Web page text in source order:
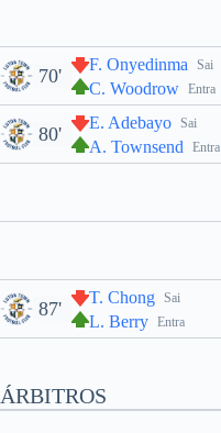
Sai
F. Onyedinma
Entra
C. Woodrow
70'
Sai
E. Adebayo
Entra
A. Townsend
80'
Sai
T. Chong
Entra
L. Berry
87'
ÁRBITROS